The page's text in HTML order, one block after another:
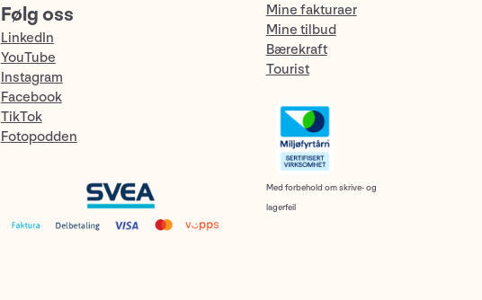
Følg oss
LinkedIn
YouTube
Instagram
Facebook
TikTok
Fotopodden
Mine fakturaer
Mine tilbud
Bærekraft
Tourist
Med forbehold om skrive- og
lagerfeil